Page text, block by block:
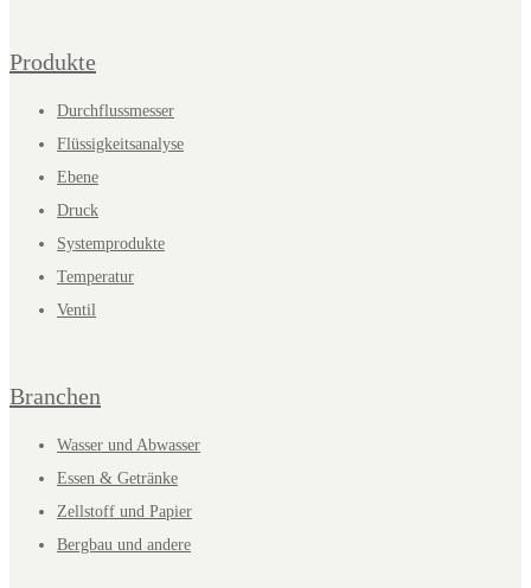
Produkte
Durchflussmesser
Flüssigkeitsanalyse
Ebene
Druck
Systemprodukte
Temperatur
Ventil
Branchen
Wasser und Abwasser
Essen & Getränke
Zellstoff und Papier
Bergbau und andere